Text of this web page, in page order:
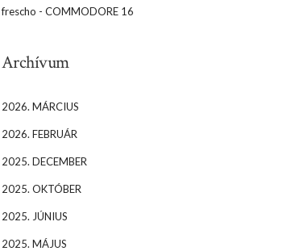
frescho - COMMODORE 16
Archívum
2026. MÁRCIUS
2026. FEBRUÁR
2025. DECEMBER
2025. OKTÓBER
2025. JÚNIUS
2025. MÁJUS